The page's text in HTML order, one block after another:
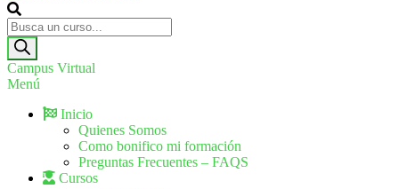
Formacion Evolution
Cursos de formación continua
Búsqueda
de
productos
Campus Virtual
Menú
Inicio
Quienes Somos
Como bonifico mi formación
Preguntas Frecuentes – FAQS
Cursos